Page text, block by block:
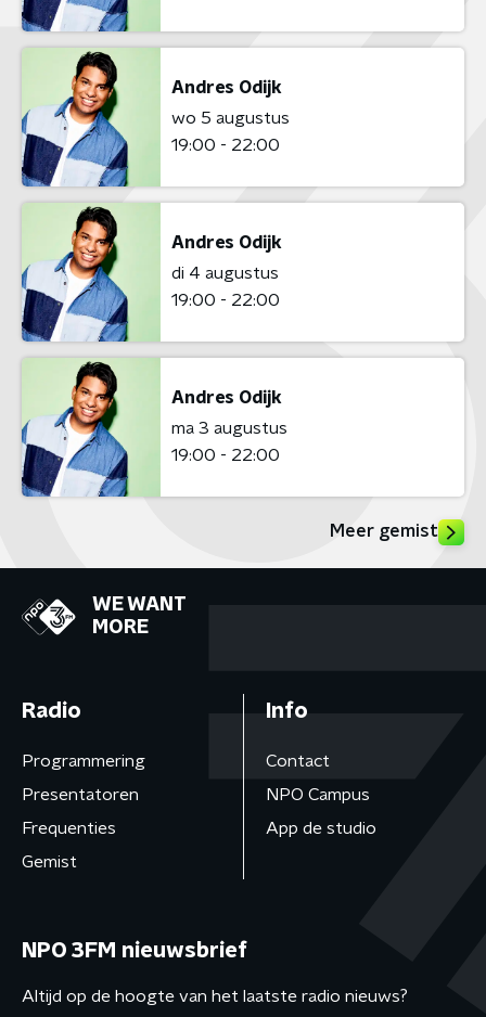
Andres Odijk
wo 5 augustus
19:00 - 22:00
Andres Odijk
di 4 augustus
19:00 - 22:00
Andres Odijk
ma 3 augustus
19:00 - 22:00
Meer gemist
WE WANT
MORE
Radio
Programmering
Presentatoren
Frequenties
Gemist
Info
Contact
NPO Campus
App de studio
NPO 3FM nieuwsbrief
Altijd op de hoogte van het laatste radio nieuws?